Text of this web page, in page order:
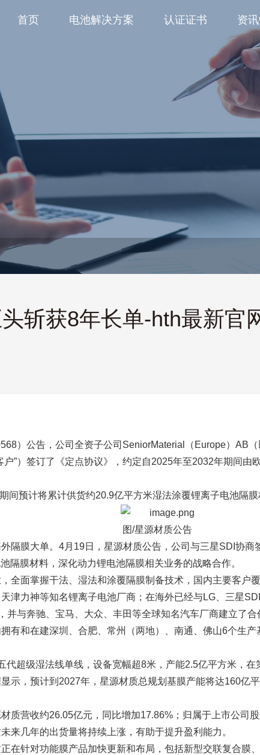
首页 电池解决方案 认证证书 资
斩获8年长单-hth最新官
）公告，公司全资子公司SeniorMaterial（Europe）AB
户”）签订了《定点协议》，约定自2025年至2032年期间
间预计将累计供货约20.9亿平方米湿法涂覆锂离子电池隔膜
图/星源材质公告
隔膜大单。4月19日，星源材质公告，公司与三星SDI协
隔膜材料，深化动力锂电池隔膜相关业务的战略合作。
全面掌握干法、湿法和涂覆隔膜制备技术，国内主要客户
津力神等知名锂离子电池厂商；在海外已经与LG、三星
与奔驰、宝马、大众、丰田等全球知名汽车厂商建立了合
有和在建深圳、合肥、常州（两地）、南通、佛山6个生
代超级湿法线单线，设备宽幅超8米，产能2.5亿平方米，在
示，预计到2027年，星源材质总规划基膜产能将达160亿
质营收约26.05亿元，同比增加17.86%；归属于上市公司
来几年的出货量将持续上涨，有助于提升盈利能力。
在针对功能膜产品加快更新和布局，包括新型交联复合膜